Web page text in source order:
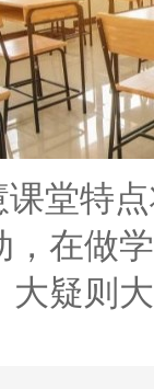
堂特
在做
疑则